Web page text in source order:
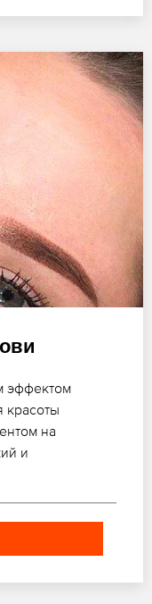
эффектом
красоты
на
и